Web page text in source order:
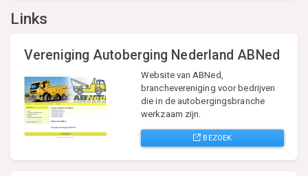
Links
Vereniging Autoberging Nederland ABNed
Website van ABNed,
branchevereniging voor bedrijven
die in de autobergingsbranche
werkzaam zijn.
BEZOEK